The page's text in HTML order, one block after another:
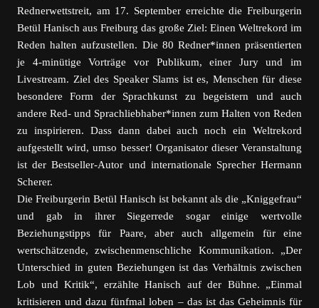
Rednerwettstreit, am 17. September erreichte die Freiburgerin
Betül Hanisch aus Freiburg das große Ziel: Einen Weltrekord im
Reden halten aufzustellen. Die 80 Redner*innen präsentierten
je 4-minütige Vorträge vor Publikum, einer Jury und im
Livestream. Ziel des Speaker Slams ist es, Menschen für diese
besondere Form der Sprachkunst zu begeistern und auch
andere Red- und Sprachliebhaber*innen zum Halten von Reden
zu inspirieren. Dass dann dabei auch noch ein Weltrekord
aufgestellt wird, umso besser! Organisator dieser Veranstaltung
ist der Bestseller-Autor und internationale Sprecher Hermann
Scherer.
Die Freiburgerin Betül Hanisch ist bekannt als die „Kniggefrau“
und gab in ihrer Siegerrede sogar einige wertvolle
Beziehungstipps für Paare, aber auch allgemein für eine
wertschätzende, zwischenmenschliche Kommunikation. „Der
Unterschied in guten Beziehungen ist das Verhältnis zwischen
Lob und Kritik“, erzählte Hanisch auf der Bühne. „Einmal
kritisieren und dazu fünfmal loben – das ist das Geheimnis für